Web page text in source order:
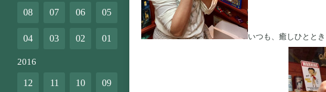
いつも、癒しひとと
08 07 06 05
04 03 02 01
2016
12 11 10 09